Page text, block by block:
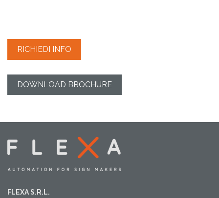
RICHIEDI INFO
DOWNLOAD BROCHURE
FLEXA S.R.L.